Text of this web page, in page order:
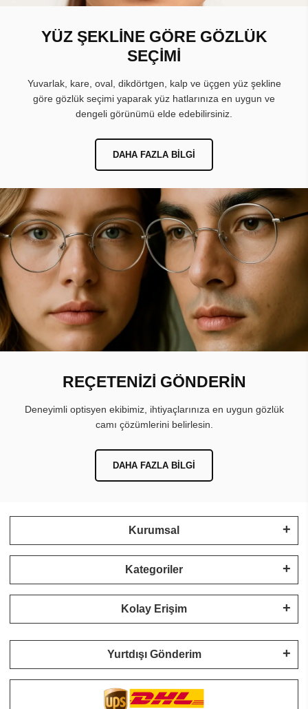
YÜZ ŞEKLİNE GÖRE GÖZLÜK
SEÇİMİ
Yuvarlak, kare, oval, dikdörtgen, kalp ve üçgen yüz şekline
göre gözlük seçimi yaparak yüz hatlarınıza en uygun ve
dengeli görünümü elde edebilirsiniz.
DAHA FAZLA BILGI
REÇETENİZİ GÖNDERİN
Deneyimli optisyen ekibimiz, ihtiyaçlarınıza en uygun gözlük
camı çözümlerini belirlesin.
DAHA FAZLA BILGI
Kurumsal
Kategoriler
Kolay Erişim
Yurtdışı Gönderim